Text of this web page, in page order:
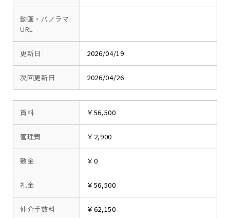
動画・パノラマ
URL
更新日 2026/04/19
次回更新日 2026/04/26
賃料 ￥56,500
管理費 ￥2,900
敷金 ￥0
礼金 ￥56,500
仲介手数料 ￥62,150